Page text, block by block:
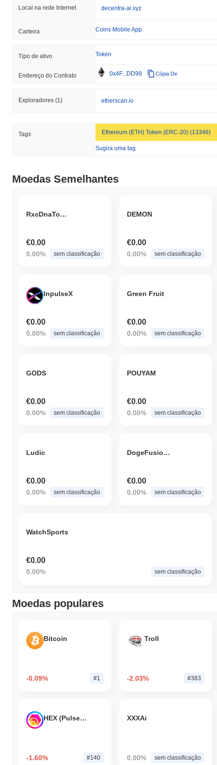
Local na rede Internet decentra-ai.xyz
Carteira Coins Mobile App
Tipo de ativo Token
Endereço do Contrato 0x4F...DD98 Cópia De
Exploradores (1) etherscan.io
Tags Ethereum (ETH) Token (ERC-20) (13346)
Sugira uma tag
Moedas Semelhantes
RxcDnaToken
€0.00
0.00% sem classificação
DEMON
€0.00
0.00% sem classificação
InpulseX
€0.00
0.00% sem classificação
Green Fruit
€0.00
0.00% sem classificação
GODS
€0.00
0.00% sem classificação
POUYAM
€0.00
0.00% sem classificação
Ludic
€0.00
0.00% sem classificação
DogeFusion33
€0.00
0.00% sem classificação
WatchSports
€0.00
0.00% sem classificação
Moedas populares
Bitcoin
-0.09% #1
Troll
-2.03% #383
HEX (Pulsechain)
-1.60% #140
XXXAi
0.00% sem classificação